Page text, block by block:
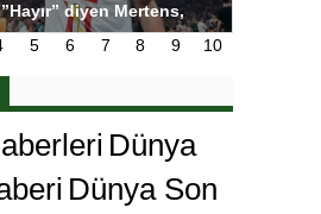
Kuraş’ta Gururlandırdı
5 6 7 8 9 10
Dünya
Dünya Son